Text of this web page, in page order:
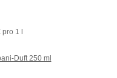
pro 1 l